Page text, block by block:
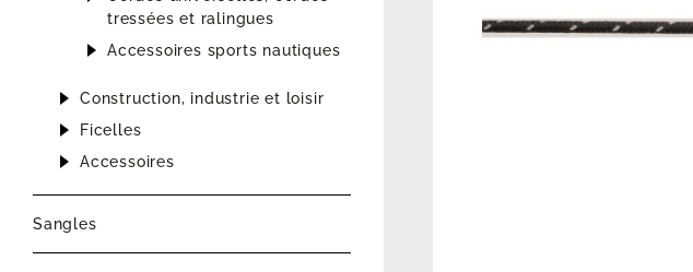
tressées et ralingues
Accessoires sports nautiques
Construction, industrie et loisir
Ficelles
Accessoires
Sangles